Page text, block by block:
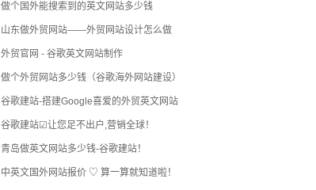
做个国外能搜索到的英文网站多少钱
山东做外贸网站——外贸网站设计怎么做
外贸官网 - 谷歌英文网站制作
做个外贸网站多少钱（谷歌海外网站建设）
谷歌建站-搭建Google喜爱的外贸英文网站
谷歌建站☑让您足不出户,营销全球！
青岛做英文网站多少钱-谷歌建站！
中英文国外网站报价 ♡ 算一算就知道啦！